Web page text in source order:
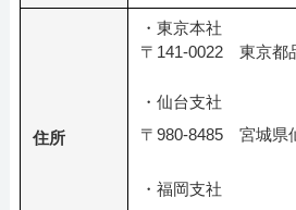
住所
・東京本社
〒141-0022 東京
・仙台支社
〒980-8485 宮城県
・福岡支社